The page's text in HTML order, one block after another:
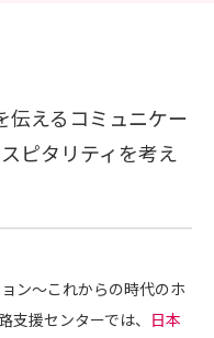
伝えるコミュニケー
ピタリティを考え
ン～これからの時代のホ
支援センターでは、 日本